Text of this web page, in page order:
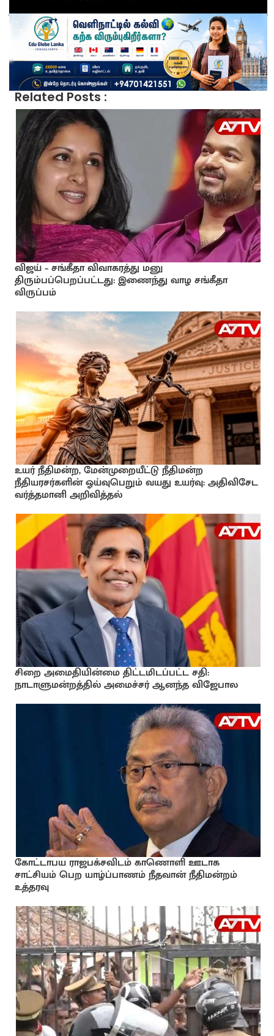
Related Posts :
விஜய் – சங்கீதா விவாகரத்து மனு
திரும்பப்பெறப்பட்டது: இணைந்து வாழ சங்கீதா
விருப்பம்
உயர் நீதிமன்ற, மேன்முறையீட்டு நீதிமன்ற
நீதியரசர்களின் ஓய்வுபெறும் வயது உயர்வு: அதிவிசேட
வர்த்தமானி அறிவித்தல்
சிறை அமைதியின்மை திட்டமிடப்பட்ட சதி:
நாடாளுமன்றத்தில் அமைச்சர் ஆனந்த விஜேபால
கோட்டாபய ராஜபக்சவிடம் காணொளி ஊடாக
சாட்சியம் பெற யாழ்ப்பாணம் நீதவான் நீதிமன்றம்
உத்தரவு